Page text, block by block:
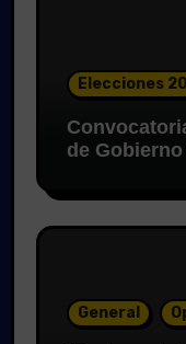
Elecciones
de
General